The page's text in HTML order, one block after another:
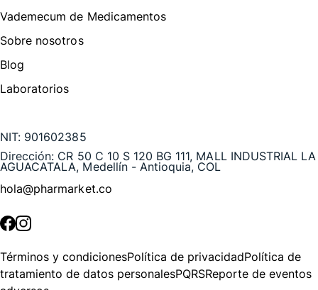
Vademecum de Medicamentos
Sobre nosotros
Blog
Laboratorios
NIT: 901602385
Dirección: CR 50 C 10 S 120 BG 111, MALL INDUSTRIAL LA
AGUACATALA, Medellín - Antioquia, COL
hola@pharmarket.co
Términos y condicionesPolítica de privacidadPolítica de
tratamiento de datos personalesPQRSReporte de eventos